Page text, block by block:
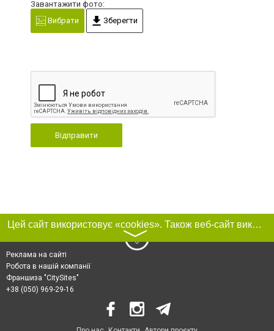
Завантажити фото:
Вибрати
Зберегти
Відправити
Цей сайт використовує «cookies». Також веб-сайт використовує інтернет-сервіс для збору технічних даних стосовно відвідувачів з метою отримання маркетингової та статистичної інформації. Умови обробки даних відвідувачів сайту див.
〉
Реклама на сайті
Робота в нашій компанії
Франшиза "CitySites"
+38 (050) 969-29-16